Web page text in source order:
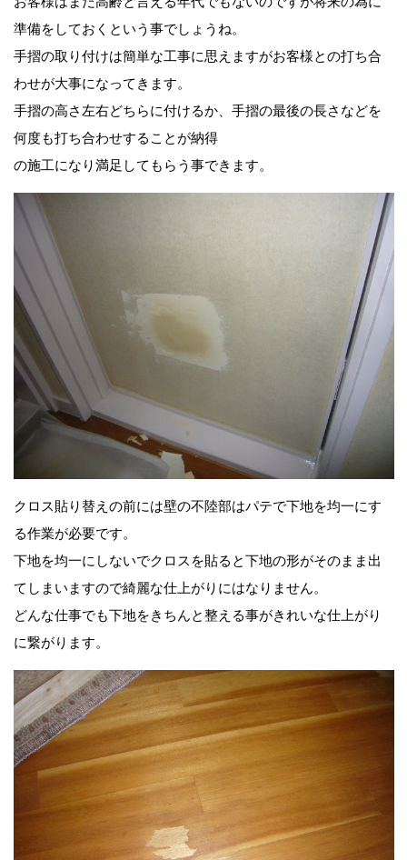
準備をしておくという事でしょうね。
手摺の取り付けは簡単な工事に思えますがお客様との打ち合
わせが大事になってきます。
手摺の高さ左右どちらに付けるか、手摺の最後の長さなどを
何度も打ち合わせすることが納得
の施工になり満足してもらう事できます。
クロス貼り替えの前には壁の不陸部はパテで下地を均一にす
る作業が必要です。
下地を均一にしないでクロスを貼ると下地の形がそのまま出
てしまいますので綺麗な仕上がりにはなりません。
どんな仕事でも下地をきちんと整える事がきれいな仕上がり
に繋がります。